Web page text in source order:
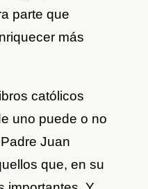
parte que
más
católicos
uno puede o no
Juan
que, en su